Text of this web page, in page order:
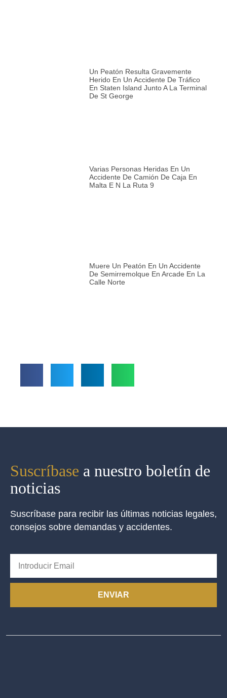
Un Peatón Resulta Gravemente
Herido En Un Accidente De Tráfico
En Staten Island Junto A La Terminal
De St George
Varias Personas Heridas En Un
Accidente De Camión De Caja En
Malta E N La Ruta 9
Muere Un Peatón En Un Accidente
De Semirremolque En Arcade En La
Calle Norte
Suscríbase a nuestro boletín de
noticias
Suscríbase para recibir las últimas noticias legales,
consejos sobre demandas y accidentes.
ENVIAR